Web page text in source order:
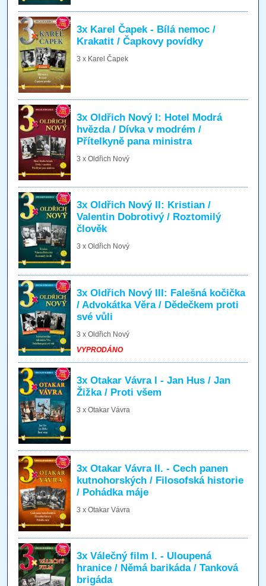
3x Karel Čapek - Bílá nemoc /
Krakatit / Čapkovy povídky
3 x Karel Čapek
3x Oldřich Nový I: Hotel Modrá
hvězda / Dívka v modrém /
Přítelkyně pana ministra
3 x Oldřich Nový
3x Oldřich Nový II: Kristian /
Valentin Dobrotivý / Roztomilý
člověk
3 x Oldřich Nový
3x Oldřich Nový III: Falešná kočička
/ Advokátka Věra / Dědečkem proti
své vůli
3 x Oldřich Nový
VYPRODÁNO
3x Otakar Vávra I - Jan Hus / Jan
Žižka / Proti všem
3 x Otakar Vávra
3x Otakar Vávra II. - Cech panen
kutnohorských / Filosofská historie
/ Pohádka máje
3 x Otakar Vávra
3x Válečný film I. - Uloupená
hranice / Němá barikáda / Tanková
brigáda